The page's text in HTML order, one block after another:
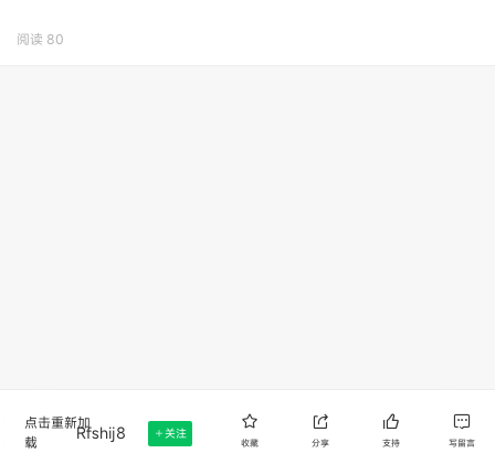
阅读 80
点击重新加
载
Rfshij8 关注
收藏 分享 支持 写留言